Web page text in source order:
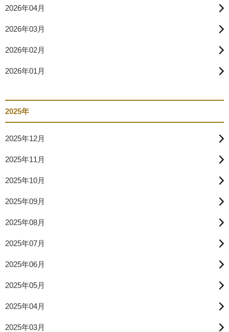
2026年04月
2026年03月
2026年02月
2026年01月
2025年
2025年12月
2025年11月
2025年10月
2025年09月
2025年08月
2025年07月
2025年06月
2025年05月
2025年04月
2025年03月